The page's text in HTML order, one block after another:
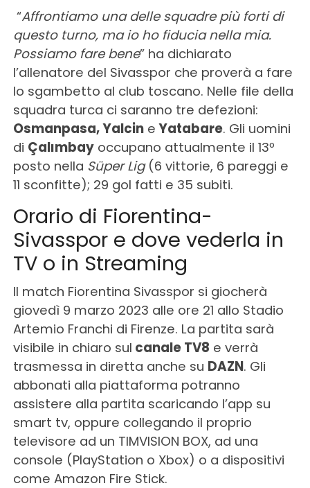
“Affrontiamo una delle squadre più forti di
questo turno, ma io ho fiducia nella mia.
Possiamo fare bene” ha dichiarato
l’allenatore del Sivasspor che proverà a fare
lo sgambetto al club toscano. Nelle file della
squadra turca ci saranno tre defezioni:
Osmanpasa, Yalcine Yatabare. Gli uomini
di Çalımbayoccupano attualmente il 13º
posto nella Süper Lig(6 vittorie, 6 pareggi e
11 sconfitte); 29 gol fatti e 35 subiti.
Orario di Fiorentina-
Sivasspor e dove vederla in
TV o in Streaming
Il match Fiorentina Sivasspor si giocherà
giovedì 9 marzo 2023 alle ore 21 allo Stadio
Artemio Franchi di Firenze. La partita sarà
visibile in chiaro sul canale TV8 e verrà
trasmessa in diretta anche su DAZN. Gli
abbonati alla piattaforma potranno
assistere alla partita scaricando l’app su
smart tv, oppure collegando il proprio
televisore ad un TIMVISION BOX, ad una
console (PlayStation o Xbox) o a dispositivi
come Amazon Fire Stick.